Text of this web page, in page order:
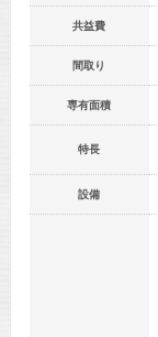
共益費
間取り
専有面積
特長
設備